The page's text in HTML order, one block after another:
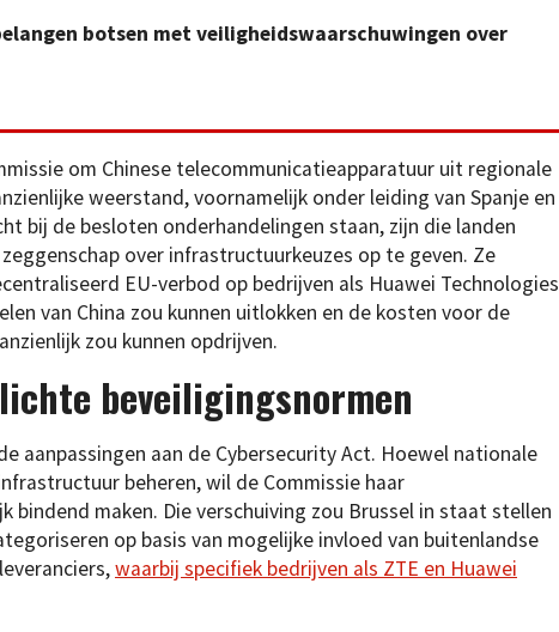
botsen met veiligheidswaarschuwingen over
om Chinese telecommunicatieapparatuur uit regionale
weerstand, voornamelijk onder leiding van Spanje en
bij de besloten onderhandelingen staan, zijn die landen
over infrastructuurkeuzes op te geven. Ze
EU-verbod op bedrijven als Huawei Technologies
van China zou kunnen uitlokken en de kosten voor de
zou kunnen opdrijven.
beveiligingsnormen
aanpassingen aan de Cybersecurity Act. Hoewel nationale
beheren, wil de Commissie haar
bindend maken. Die verschuiving zou Brussel in staat stellen
op basis van mogelijke invloed van buitenlandse
waarbij specifiek bedrijven als ZTE en Huawei